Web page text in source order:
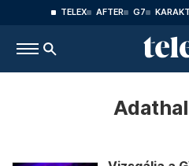
TELEX AFTER G7